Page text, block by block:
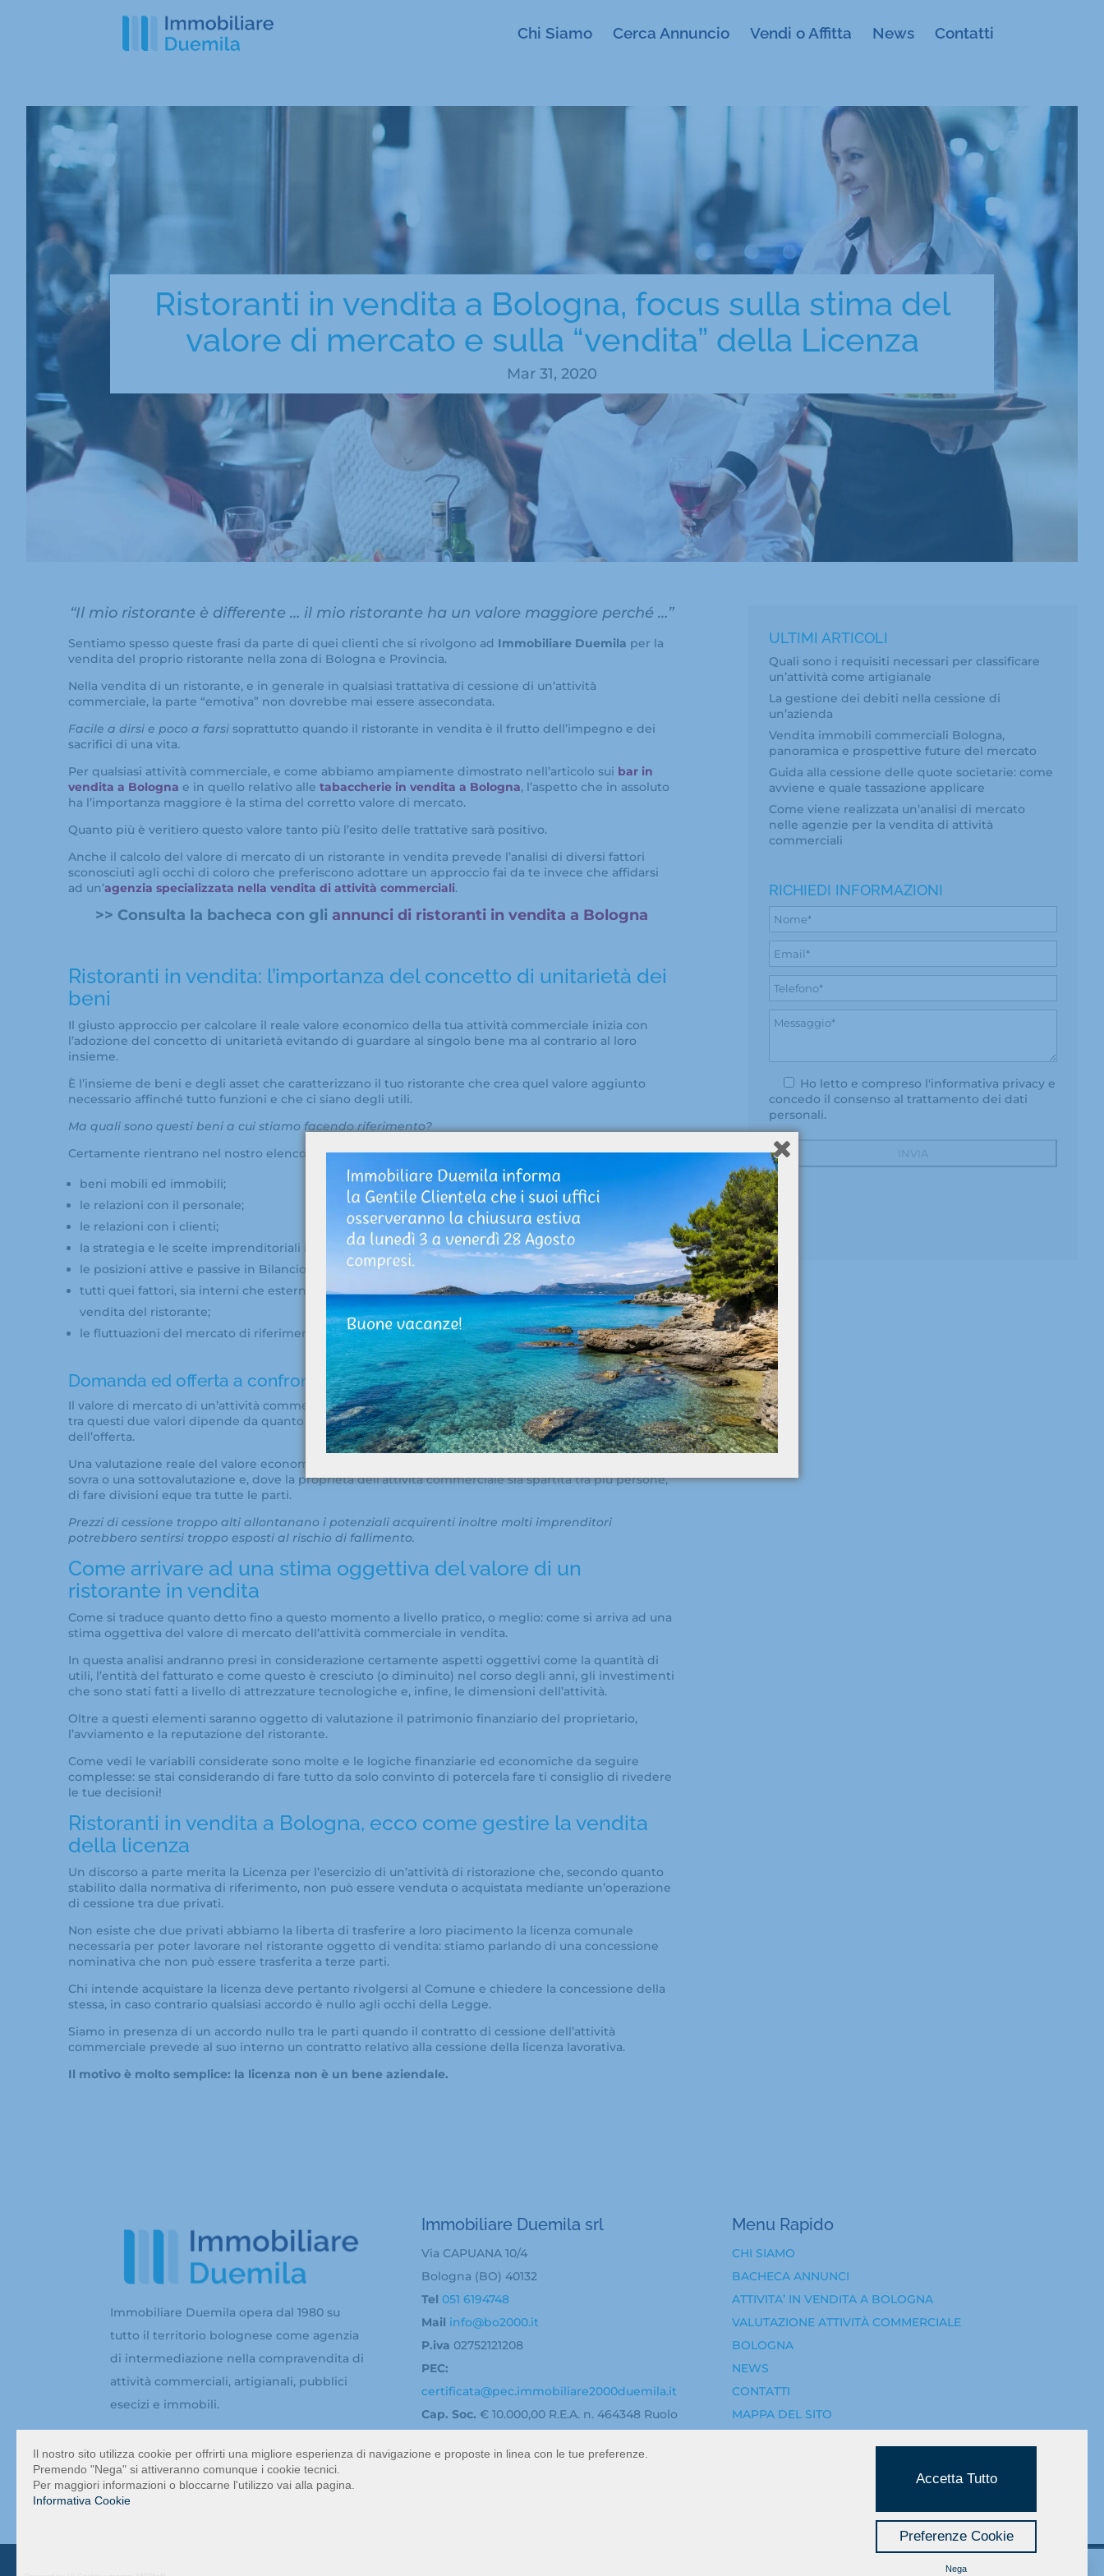
Chi Siamo Cerca Annuncio Vendi o Affitta News Contatti
Ristoranti in vendita a Bologna, focus sulla stima del
valore di mercato e sulla “vendita” della Licenza
Mar 31, 2020
“Il mio ristorante è differente … il mio ristorante ha un valore maggiore perché …”
Sentiamo spesso queste frasi da parte di quei clienti che si rivolgono ad Immobiliare Duemila per la
vendita del proprio ristorante nella zona di Bologna e Provincia.
Nella vendita di un ristorante, e in generale in qualsiasi trattativa di cessione di un’attività
commerciale, la parte “emotiva” non dovrebbe mai essere assecondata.
Facile a dirsi e poco a farsi soprattutto quando il ristorante in vendita è il frutto dell’impegno e dei
sacrifici di una vita.
Per qualsiasi attività commerciale, e come abbiamo ampiamente dimostrato nell’articolo sui bar in
vendita a Bologna e in quello relativo alletabaccherie in vendita a Bologna, l’aspetto che in assoluto
ha l’importanza maggiore è la stima del corretto valore di mercato.
Quanto più è veritiero questo valore tanto più l’esito delle trattative sarà positivo.
Anche il calcolo del valore di mercato di un ristorante in vendita prevede l’analisi di diversi fattori
sconosciuti agli occhi di coloro che preferiscono adottare un approccio fai da te invece che affidarsi
ad un’agenzia specializzata nella vendita di attività commerciali.
>> Consulta la bacheca con gli annunci di ristoranti in vendita a Bologna
Ristoranti in vendita: l’importanza del concetto di unitarietà dei
beni
Il giusto approccio per calcolare il reale valore economico della tua attività commerciale inizia con
l’adozione del concetto di unitarietà evitando di guardare al singolo bene ma al contrario al loro
insieme.
È l’insieme de beni e degli asset che caratterizzano il tuo ristorante che crea quel valore aggiunto
necessario affinché tutto funzioni e che ci siano degli utili.
Ma quali sono questi beni a cui stiamo facendo riferimento?
Certamente rientrano nel nostro elenco:
beni mobili ed immobili;
le relazioni con il personale;
le relazioni con i clienti;
la strategia e le scelte imprenditoriali implementate per ottenere utili;
le posizioni attive e passive in Bilancio;
tutti quei fattori, sia interni che esterni all’attività, che in qualche modo influenzano il prezzo di
vendita del ristorante;
le fluttuazioni del mercato di riferimento.
Domanda ed offerta a confronto: un confronto tra poteri
Il valore di mercato di un’attività commerciale in vendita non coincide con il suo prezzo ed il rapporto
tra questi due valori dipende da quanto potere ha la domanda e quanto invece è forte il potere
dell’offerta.
Una valutazione reale del valore economico del tuo ristorante in vendita ti permetterà di evitare una
sovra o una sottovalutazione e, dove la proprietà dell’attività commerciale sia spartita tra più persone,
di fare divisioni eque tra tutte le parti.
Prezzi di cessione troppo alti allontanano i potenziali acquirenti inoltre molti imprenditori
potrebbero sentirsi troppo esposti al rischio di fallimento.
Come arrivare ad una stima oggettiva del valore di un
ristorante in vendita
Come si traduce quanto detto fino a questo momento a livello pratico, o meglio: come si arriva ad una
stima oggettiva del valore di mercato dell’attività commerciale in vendita.
In questa analisi andranno presi in considerazione certamente aspetti oggettivi come la quantità di
utili, l’entità del fatturato e come questo è cresciuto (o diminuito) nel corso degli anni, gli investimenti
che sono stati fatti a livello di attrezzature tecnologiche e, infine, le dimensioni dell’attività.
Oltre a questi elementi saranno oggetto di valutazione il patrimonio finanziario del proprietario,
l’avviamento e la reputazione del ristorante.
Come vedi le variabili considerate sono molte e le logiche finanziarie ed economiche da seguire
complesse: se stai considerando di fare tutto da solo convinto di potercela fare ti consiglio di rivedere
le tue decisioni!
Ristoranti in vendita a Bologna, ecco come gestire la vendita
della licenza
Un discorso a parte merita la Licenza per l’esercizio di un’attività di ristorazione che, secondo quanto
stabilito dalla normativa di riferimento, non può essere venduta o acquistata mediante un’operazione
di cessione tra due privati.
Non esiste che due privati abbiamo la liberta di trasferire a loro piacimento la licenza comunale
necessaria per poter lavorare nel ristorante oggetto di vendita: stiamo parlando di una concessione
nominativa che non può essere trasferita a terze parti.
Chi intende acquistare la licenza deve pertanto rivolgersi al Comune e chiedere la concessione della
stessa, in caso contrario qualsiasi accordo è nullo agli occhi della Legge.
Siamo in presenza di un accordo nullo tra le parti quando il contratto di cessione dell’attività
commerciale prevede al suo interno un contratto relativo alla cessione della licenza lavorativa.
Il motivo è molto semplice: la licenza non è un bene aziendale.
ULTIMI ARTICOLI
Quali sono i requisiti necessari per classificare
un’attività come artigianale
La gestione dei debiti nella cessione di
un’azienda
Vendita immobili commerciali Bologna,
panoramica e prospettive future del mercato
Guida alla cessione delle quote societarie: come
avviene e quale tassazione applicare
Come viene realizzata un’analisi di mercato
nelle agenzie per la vendita di attività
commerciali
RICHIEDI INFORMAZIONI
Ho letto e compreso l'informativa privacye
concedo il consenso al trattamento dei dati
personali.
Immobiliare Duemila opera dal 1980 su
tutto il territorio bolognese come agenzia
di intermediazione nella compravendita di
attività commerciali, artigianali, pubblici
esecizi e immobili.
Immobiliare Duemila srl
Via CAPUANA 10/4
Bologna (BO) 40132
Tel 051 6194748
Mail info@bo2000.it
P.iva 02752121208
PEC:
certificata@pec.immobiliare2000duemila.it
Cap. Soc. € 10.000,00 R.E.A. n. 464348 Ruolo
Menu Rapido
CHI SIAMO
BACHECA ANNUNCI
ATTIVITA’ IN VENDITA A BOLOGNA
VALUTAZIONE ATTIVITÀ COMMERCIALE
BOLOGNA
NEWS
CONTATTI
MAPPA DEL SITO
Il nostro sito utilizza cookie per offrirti una migliore esperienza di navigazione e proposte in linea con le tue preferenze.
Premendo "Nega" si attiveranno comunque i cookie tecnici.
Per maggiori informazioni o bloccarne l'utilizzo vai alla pagina.
Informativa Cookie
Accetta Tutto
Preferenze Cookie
Nega